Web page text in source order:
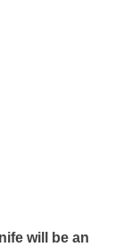
will be an